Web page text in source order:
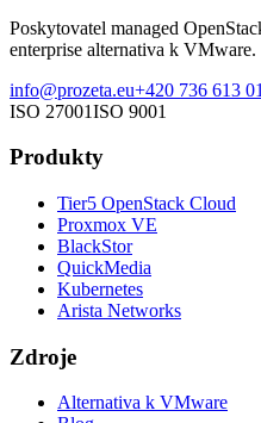
Poskytovatel managed
enterprise alternativa k VMware.
info@prozeta.eu+420 736 613
ISO 27001ISO 9001
Produkty
Tier5 OpenStack Cloud
Proxmox VE
BlackStor
QuickMedia
Kubernetes
Arista Networks
Zdroje
Alternativa k VMware